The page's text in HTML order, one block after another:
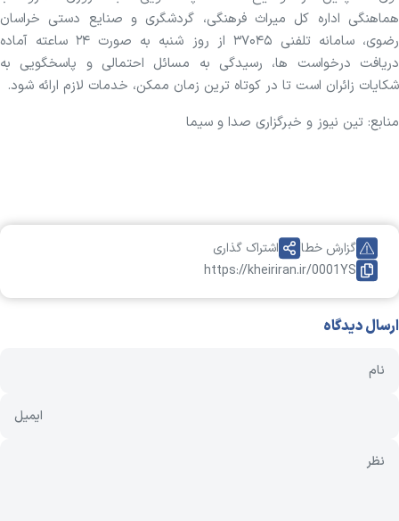
هماهنگی اداره کل میراث فرهنگی، گردشگری و صنایع دستی خراسان
رضوی، سامانه تلفنی ۳۷۰۴۵ از روز شنبه به صورت ۲۴ ساعته آماده
دریافت درخواست ها، رسیدگی به مسائل احتمالی و پاسخگویی به
شکایات زائران است تا در کوتاه ترین زمان ممکن، خدمات لازم ارائه شود.
منابع: تین نیوز و خبرگزاری صدا و سیما
https://kheiriran.ir/0001YS
گزارش خطا اشتراک گذاری
ارسال دیدگاه